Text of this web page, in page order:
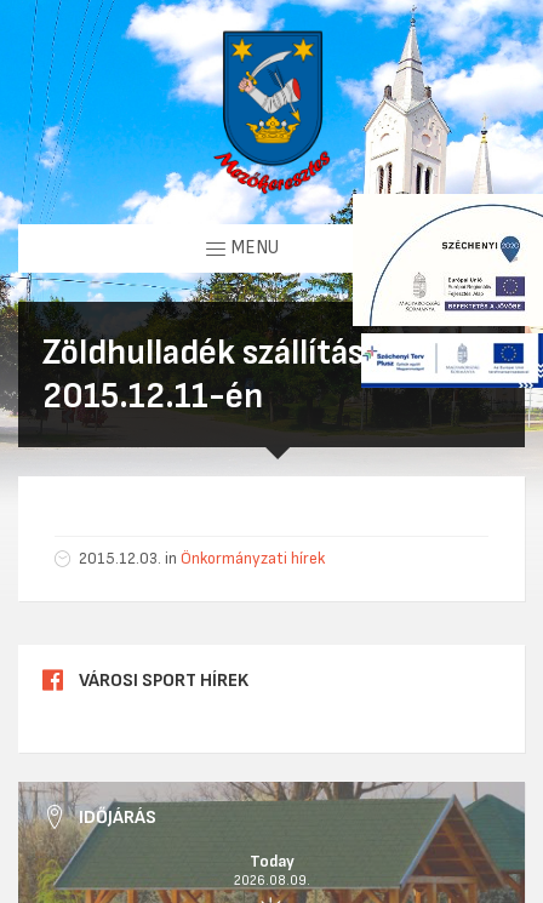
MENU
Zöldhulladék szállítás –
2015.12.11-én
2015.12.03. in Önkormányzati hírek
VÁROSI SPORT HÍREK
IDŐJÁRÁS
Today
2026.08.09.